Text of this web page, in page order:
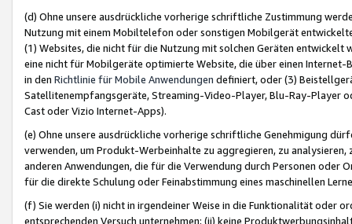
(d) Ohne unsere ausdrückliche vorherige schriftliche Zustimmung
Nutzung mit einem Mobiltelefon oder sonstigen Mobilgerät
(1) Websites, die nicht für die Nutzung mit solchen Geräten
eine nicht für Mobilgeräte optimierte Website, die über einen
in den Richtlinie für Mobile Anwendungen definiert, oder (3)
Satellitenempfangsgeräte, Streaming-Video-Player, Blu-Ray-Player
Cast oder Vizio Internet-Apps).
(e) Ohne unsere ausdrückliche vorherige schriftliche Genehmigung
verwenden, um Produkt-Werbeinhalte zu aggregieren, zu
anderen Anwendungen, die für die Verwendung durch Personen
für die direkte Schulung oder Feinabstimmung eines maschinellen
(f) Sie werden (i) nicht in irgendeiner Weise in die Funktionalität oder
entsprechenden Versuch unternehmen; (ii) keine